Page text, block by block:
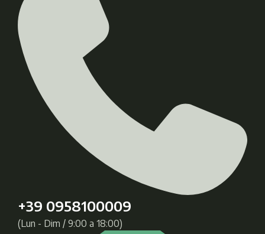
+39 0958100009
(Lun - Dim / 9:00 a 18:00)